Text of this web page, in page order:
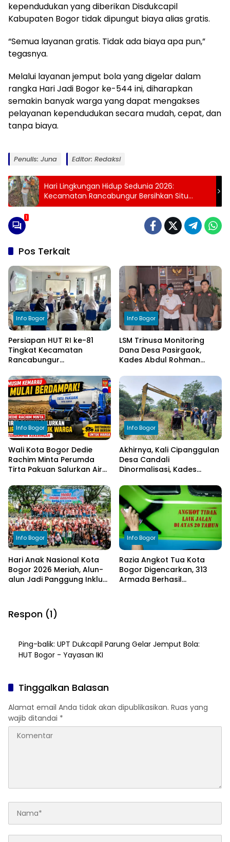
kependudukan yang diberikan Disdukcapil
Kabupaten Bogor tidak dipungut biaya alias gratis.
“Semua layanan gratis. Tidak ada biaya apa pun,”
tegasnya.
Melalui layanan jemput bola yang digelar dalam
rangka Hari Jadi Bogor ke-544 ini, diharapkan
semakin banyak warga yang dapat mengakses
pelayanan kependudukan secara mudah, cepat, dan
tanpa biaya.
Penulis: Juna Editor: Redaksi
Hari Lingkungan Hidup Sedunia 2026:
Kecamatan Rancabungur Bersihkan Situ
Babakan, Wujud Nyata Cegah Pencemaran
1
Pos Terkait
Info Bogor
Persiapan HUT RI ke-81
Tingkat Kecamatan
Rancabungur
Cimulang, Libatkan Seluruh
Elemen Masyarakat
Info Bogor
LSM Trinusa Monitoring
Dana Desa Pasirgaok,
Kades Abdul Rohman
Transparansi Pengelolaan
Anggaran
Info Bogor
Wali Kota Bogor Dedie
Rachim Minta Perumda
Tirta Pakuan Salurkan Air
Terdampak Kekeringan
Info Bogor
Akhirnya, Kali Cipanggulan
Desa Candali
Dinormalisasi, Kades
kepada Bupati Bogor
Info Bogor
Hari Anak Nasional Kota
Bogor 2026 Meriah, Alun-
alun Jadi Panggung Inklusi
Info Bogor
Razia Angkot Tua Kota
Bogor Digencarkan, 313
Armada Berhasil
Respon (1)
Ping-balik: UPT Dukcapil Parung Gelar Jemput Bola:
HUT Bogor - Yayasan IKI
Tinggalkan Balasan
Alamat email Anda tidak akan dipublikasikan. Ruas yang
wajib ditandai *